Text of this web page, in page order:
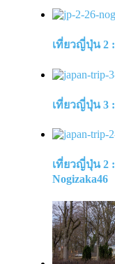
เที่ยวญี่ปุ่น 2
เที่ยวญี่ปุ่น 3 :
เที่ยวญี่ปุ่น 2
Nogizaka46